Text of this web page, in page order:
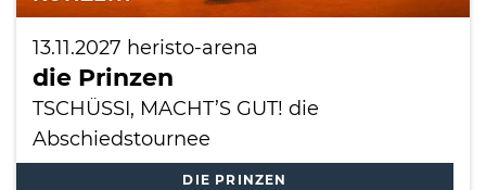
13.11.2027 heristo-arena
die Prinzen
TSCHÜSSI, MACHT’S GUT! die
Abschiedstournee
DIE PRINZEN